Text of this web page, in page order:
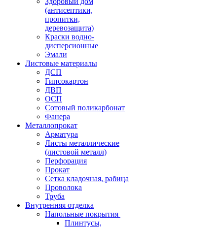
(антисептики,
пропитки,
деревозащита)
Краски водно-
дисперсионные
Эмали
Листовые материалы
ДСП
Гипсокартон
ДВП
ОСП
Сотовый поликарбонат
Фанера
Металлопрокат
Арматура
Листы металлические
(листовой металл)
Перфорация
Прокат
Сетка кладочная, рабица
Проволока
Труба
Внутренняя отделка
Напольные покрытия
Плинтусы,